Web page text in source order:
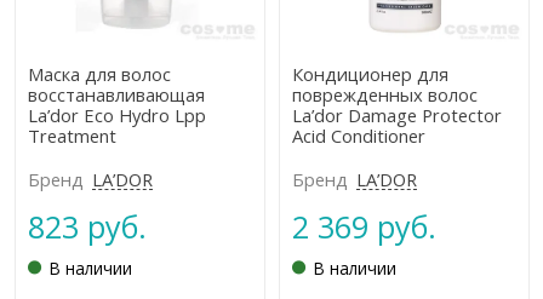
Маска для волос
восстанавливающая
La’dor Eco Hydro Lpp
Treatment
Бренд LA’DOR
823 руб.
В наличии
Кондиционер для
поврежденных волос
La’dor Damage Protector
Acid Conditioner
Бренд LA’DOR
2 369 руб.
В наличии